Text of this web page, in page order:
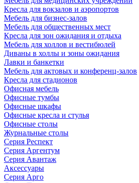
Кресла для вокзалов и аэропортов
Мебель для бизнес-залов
Мебель для общественных мест
Кресла для зон ожидания и отдыха
Мебель для холлов и вестибюлей
Диваны в холлы и зоны ожидания
Лавки и банкетки
Мебель для актовых и конференц-залов
Кресла для стадионов
Офисная мебель
Офисные тумбы
Офисные шкафы
Офисные кресла и стулья
Офисные столы
Журнальные столы
Серия Респект
Серия Аргентум
Серия Авантаж
Аксессуары
Серия Арго